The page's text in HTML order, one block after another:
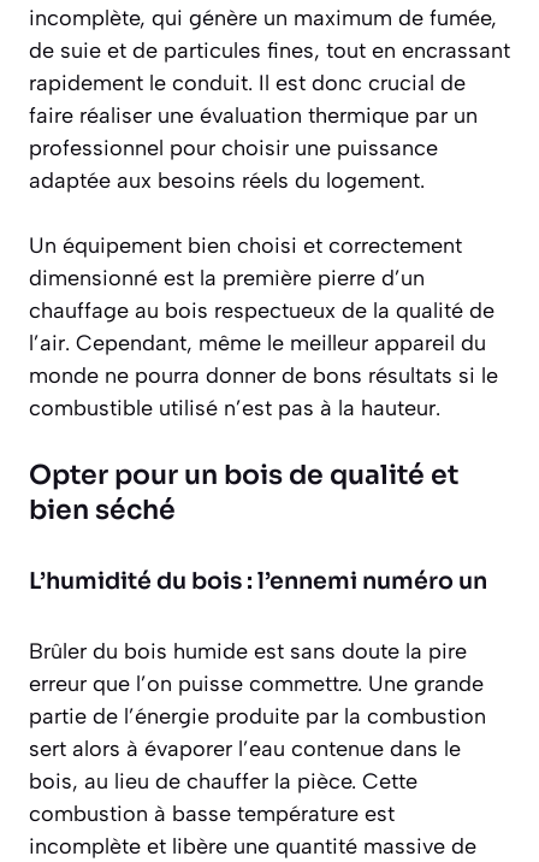
incomplète, qui génère un maximum de fumée,
de suie et de particules fines, tout en encrassant
rapidement le conduit. Il est donc crucial de
faire réaliser une évaluation thermique par un
professionnel pour choisir une puissance
adaptée aux besoins réels du logement.
Un équipement bien choisi et correctement
dimensionné est la première pierre d’un
chauffage au bois respectueux de la qualité de
l’air. Cependant, même le meilleur appareil du
monde ne pourra donner de bons résultats si le
combustible utilisé n’est pas à la hauteur.
Opter pour un bois de qualité et
bien séché
L’humidité du bois : l’ennemi numéro un
Brûler du bois humide est sans doute la pire
erreur que l’on puisse commettre. Une grande
partie de l’énergie produite par la combustion
sert alors à évaporer l’eau contenue dans le
bois, au lieu de chauffer la pièce. Cette
combustion à basse température est
incomplète et libère une quantité massive de